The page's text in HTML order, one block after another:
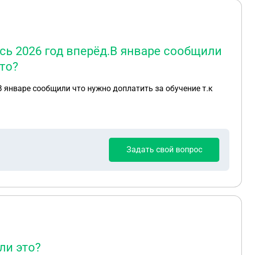
2026 год вперёд.В январе сообщили
сообщили что нужно доплатить за обучение т.к
Задать свой вопрос
это?